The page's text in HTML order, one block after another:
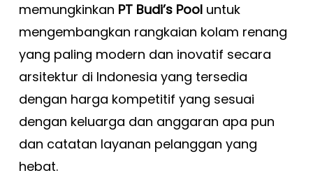
memungkinkan PT Budi’s Pooluntuk
mengembangkan rangkaian kolam renang
yang paling modern dan inovatif secara
arsitektur di Indonesia yang tersedia
dengan harga kompetitif yang sesuai
dengan keluarga dan anggaran apa pun
dan catatan layanan pelanggan yang
hebat.